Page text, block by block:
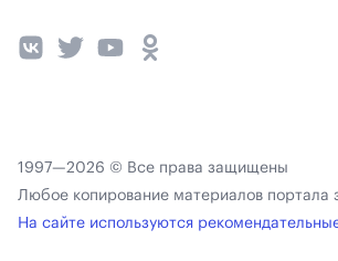
1997—2026 © Все права защищены
Любое копирование материалов портала
На сайте используются